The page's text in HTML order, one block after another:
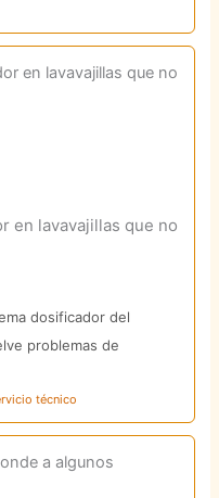
en lavavajillas que no
dosificador del
problemas de
técnico